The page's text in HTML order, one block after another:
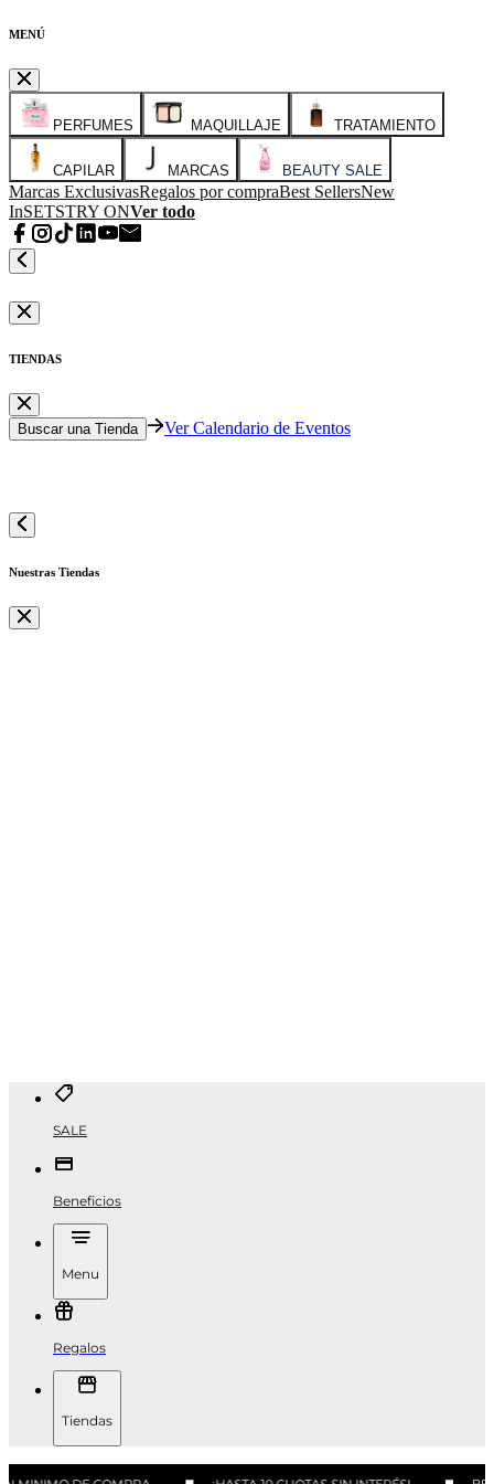
MENÚ
PERFUMES MAQUILLAJE TRATAMIENTO
CAPILAR MARCAS BEAUTY SALE
Marcas ExclusivasRegalos por compraBest SellersNew
InSETSTRY ONVer todo
TIENDAS
Buscar una Tienda Ver Calendario de Eventos
Nuestras Tiendas
SALE
Beneficios
Menu
Regalos
Tiendas